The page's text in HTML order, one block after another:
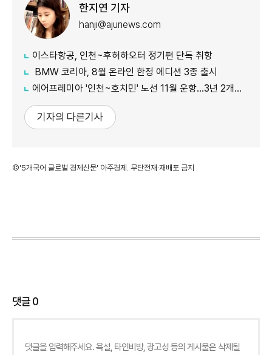
한지연 기자
hanji@ajunews.com
이스타항공, 인천~후허하오터 정기편 단독 취항
BMW 코리아, 8월 온라인 한정 에디션 3종 출시
에어프레미아 '인천~호치민' 노선 11월 운항…3년 2개월 만 재개
기자의 다른기사
©'5개국어 글로벌 경제신문' 아주경제. 무단전재·재배포 금지
댓글0